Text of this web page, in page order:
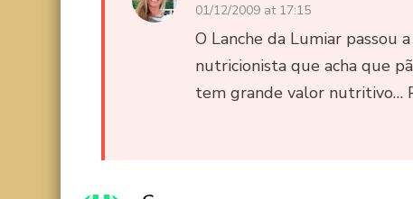
01/12/2009 at 17:15
O Lanche da Lumiar passou
nutricionista que acha que
tem grande valor nutritivo…